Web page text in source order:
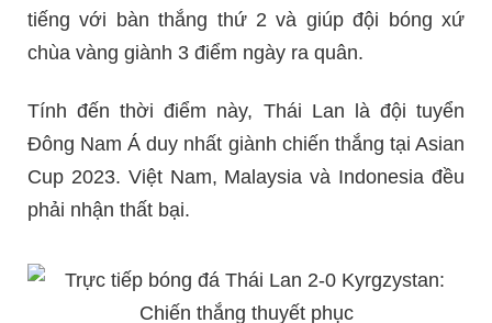
tiếng với bàn thắng thứ 2 và giúp đội bóng xứ
chùa vàng giành 3 điểm ngày ra quân.
Tính đến thời điểm này, Thái Lan là đội tuyển
Đông Nam Á duy nhất giành chiến thắng tại Asian
Cup 2023. Việt Nam, Malaysia và Indonesia đều
phải nhận thất bại.